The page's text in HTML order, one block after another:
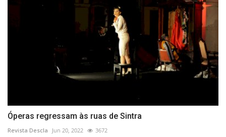
Óperas regressam às ruas de Sintra
Revista Descla Jun 20, 2022 3672